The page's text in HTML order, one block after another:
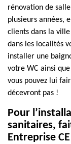
rénovation de
plusieurs années,
clients dans la ville
dans les localités
installer une
votre WC ainsi
vous pouvez lui
décevront pas !
Pour
sanitaires,
Entreprise CE